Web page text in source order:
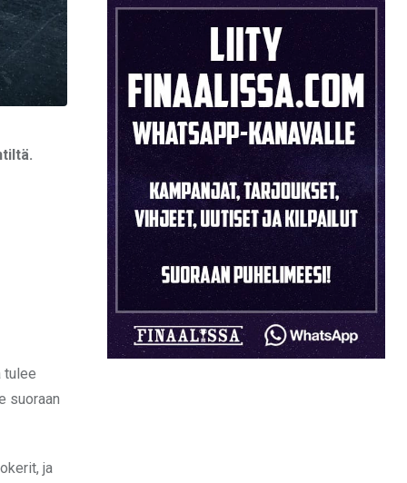
tulee
suoraan
ja